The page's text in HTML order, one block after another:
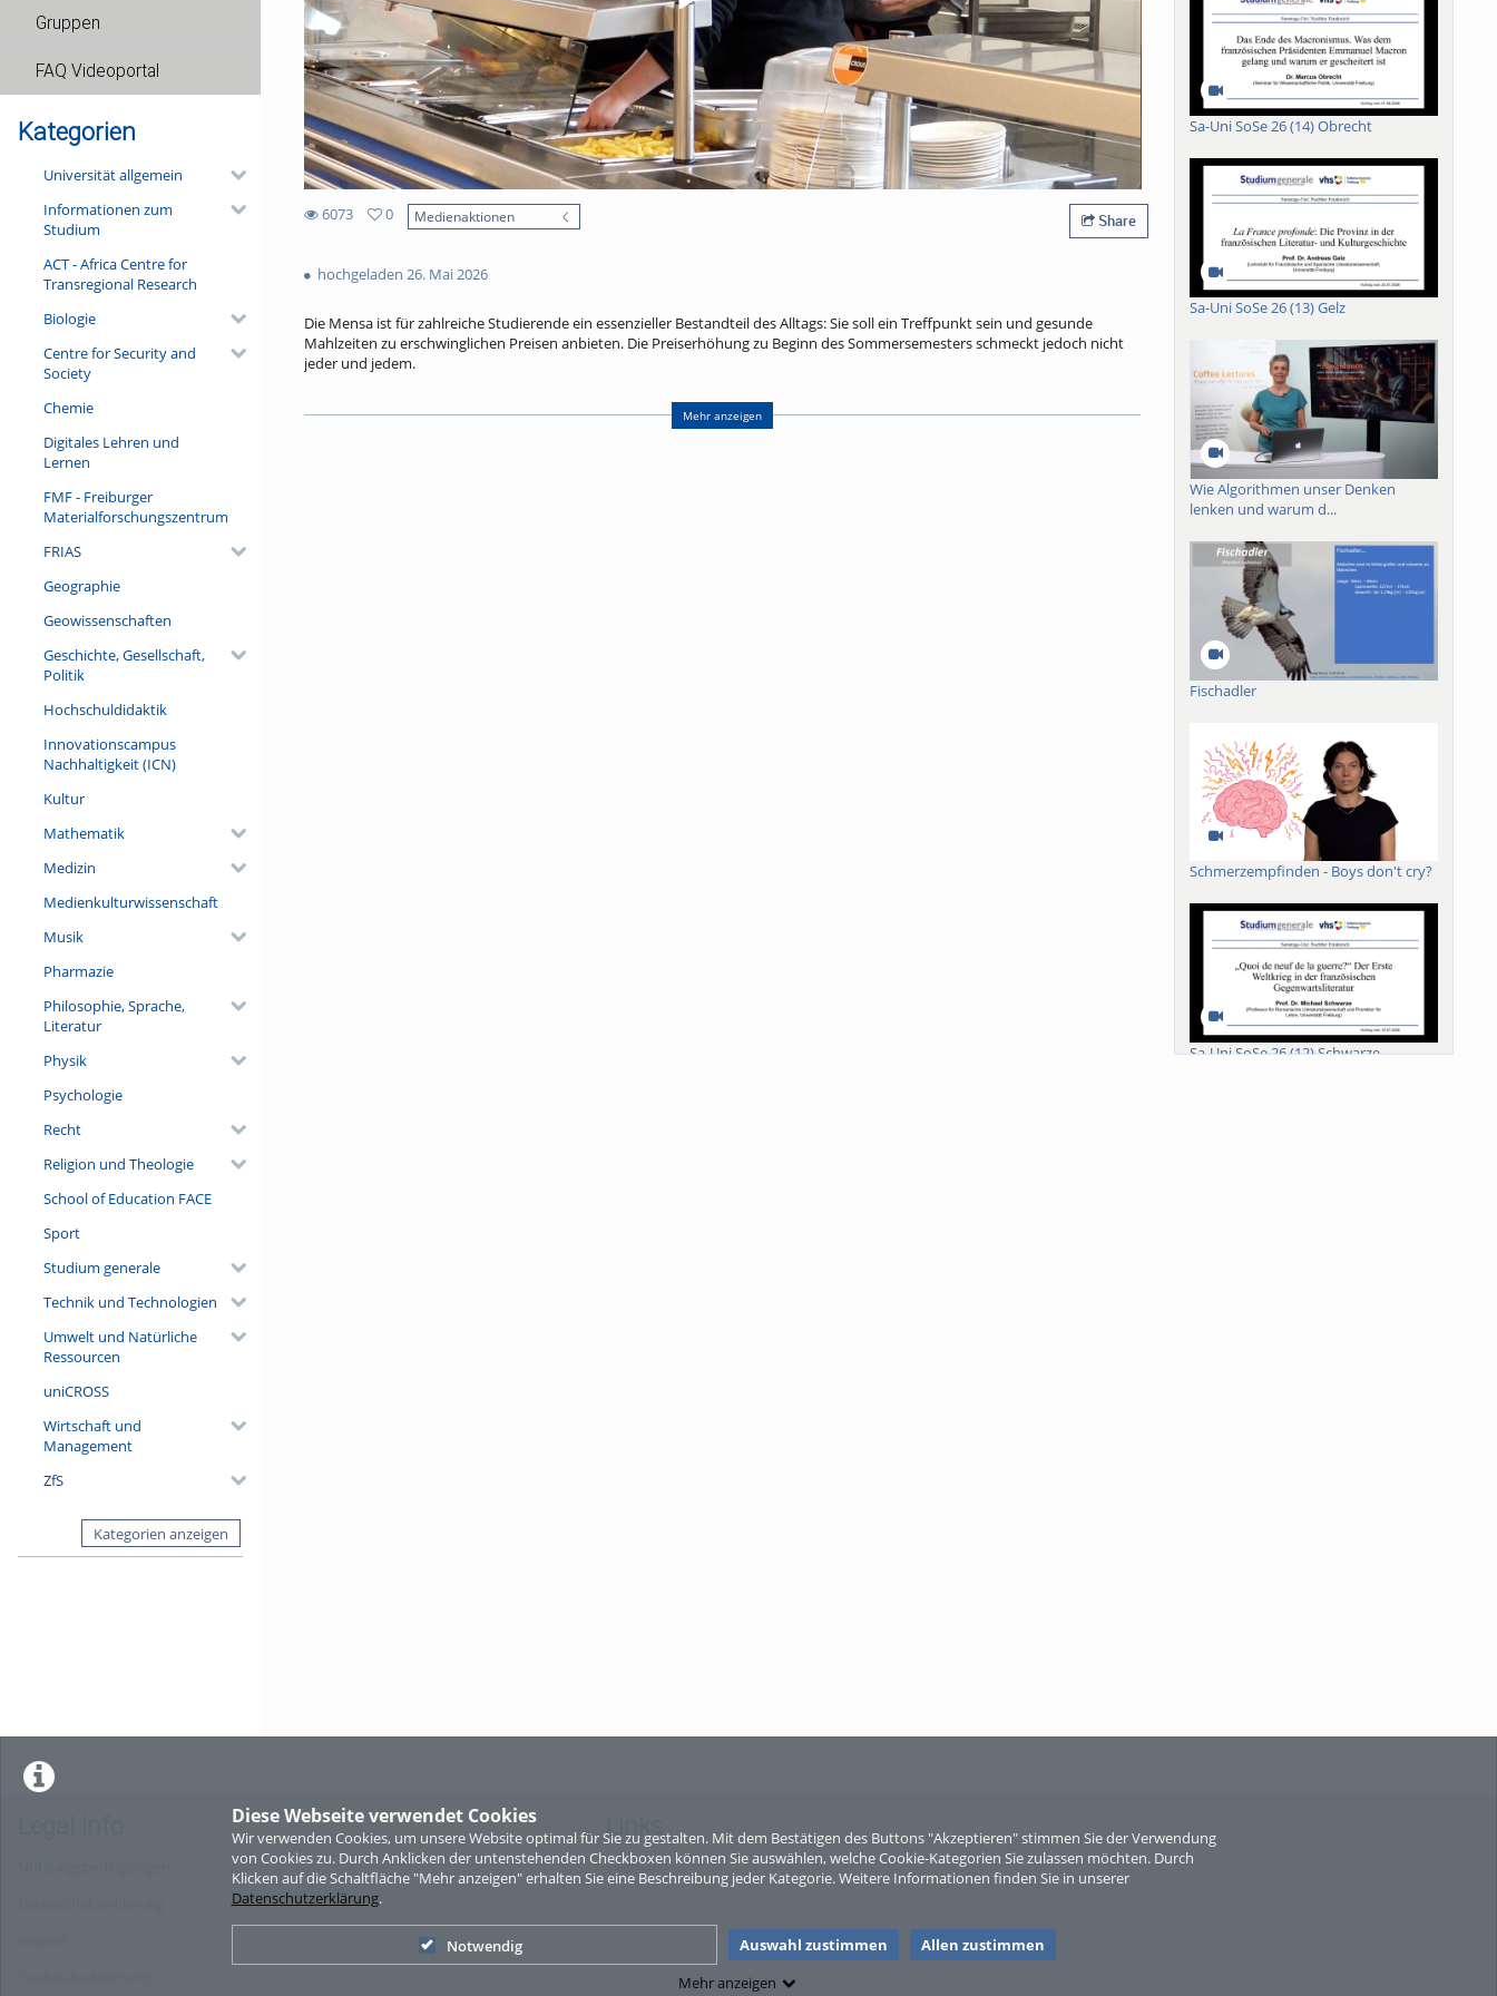
Diese Webseite verwendet Cookies
Wir verwenden Cookies, um unsere Website optimal für Sie zu gestalten. Mit dem Bestätigen des Buttons "Akzeptieren" stimmen Sie der Verwendung
von Cookies zu. Durch Anklicken der untenstehenden Checkboxen können Sie auswählen, welche Cookie-Kategorien Sie zulassen möchten. Durch
Klicken auf die Schaltfläche "Mehr anzeigen" erhalten Sie eine Beschreibung jeder Kategorie. Weitere Informationen finden Sie in unserer
Datenschutzerklärung.
Notwendig Auswahl zustimmen
Allen zustimmen
Mehr anzeigen
Gruppen
FAQ Videoportal
Kategorien
Universität allgemein
Informationen zum
Studium
ACT - Africa Centre for
Transregional Research
Biologie
Centre for Security and
Society
Chemie
Digitales Lehren und
Lernen
FMF - Freiburger
Materialforschungszentrum
FRIAS
Geographie
Geowissenschaften
Geschichte, Gesellschaft,
Politik
Hochschuldidaktik
Innovationscampus
Nachhaltigkeit (ICN)
Kultur
Mathematik
Medizin
Medienkulturwissenschaft
Musik
Pharmazie
Philosophie, Sprache,
Literatur
Physik
Psychologie
Recht
Religion und Theologie
School of Education FACE
Sport
Studium generale
Technik und Technologien
Umwelt und Natürliche
Ressourcen
uniCROSS
Wirtschaft und
Management
ZfS
Kategorien anzeigen
6073
views
0
Medienaktionen Share
hochgeladen 26. Mai 2026
Die Mensa ist für zahlreiche Studierende ein essenzieller Bestandteil des Alltags: Sie soll ein Treffpunkt sein und gesunde
Mahlzeiten zu erschwinglichen Preisen anbieten. Die Preiserhöhung zu Beginn des Sommersemesters schmeckt jedoch nicht
jeder und jedem.
tatsächliche Preis für ein Mensa-Essen bei 8,47 Euro. Etwa die Hälfte wird über Landeszuschüsse und andere Quellen finanziert.
Mehr anzeigen
Sa-Uni SoSe 26 (14) Obrecht
Sa-Uni SoSe 26 (13) Gelz
Wie Algorithmen unser Denken
lenken und warum d...
Fischadler
Schmerzempfinden - Boys don't cry?
Sa-Uni SoSe 26 (12) Schwarze
Sperber
Links
Sitemap